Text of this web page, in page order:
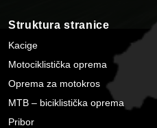
Struktura stranice
Kacige
Motociklistička oprema
Oprema za motokros
MTB – biciklistička oprema
Pribor